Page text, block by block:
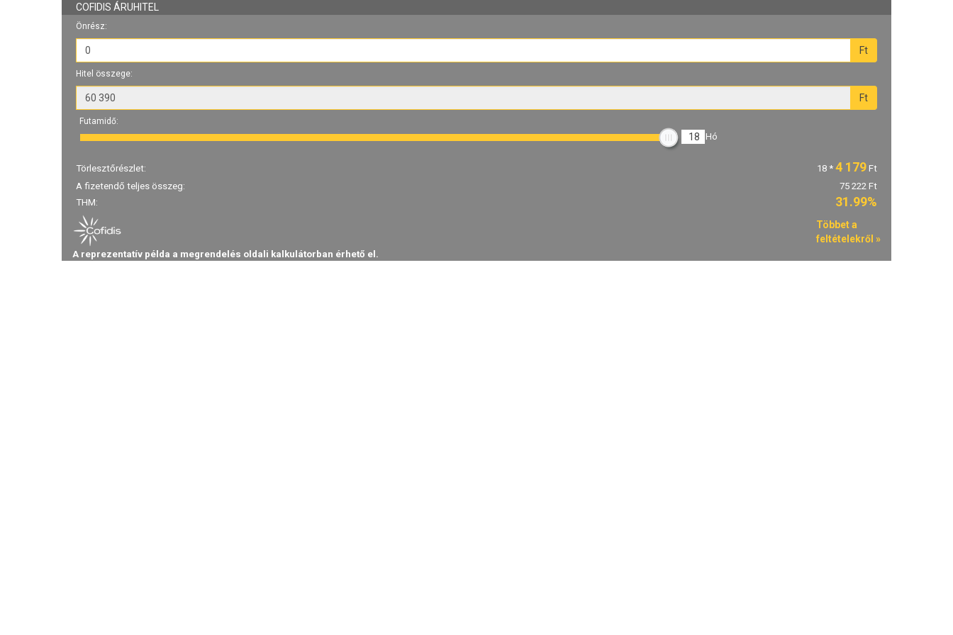
COFIDIS ÁRUHITEL
Önrész:
Ft
Hitel összege:
Ft
Futamidő:
18 Hó
Törlesztőrészlet: 18* 4 179Ft
A fizetendő teljes összeg:
75 222 Ft
THM:
31.99%
Többet a
feltételekről »
A reprezentatív példa a megrendelés oldali kalkulátorban érhető el.